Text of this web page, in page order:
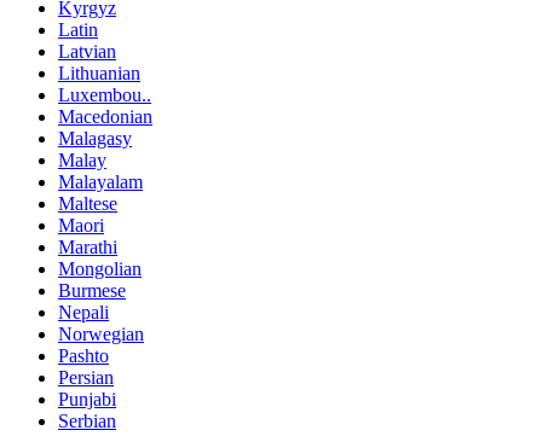
Kyrgyz
Latin
Latvian
Lithuanian
Luxembou..
Macedonian
Malagasy
Malay
Malayalam
Maltese
Maori
Marathi
Mongolian
Burmese
Nepali
Norwegian
Pashto
Persian
Punjabi
Serbian